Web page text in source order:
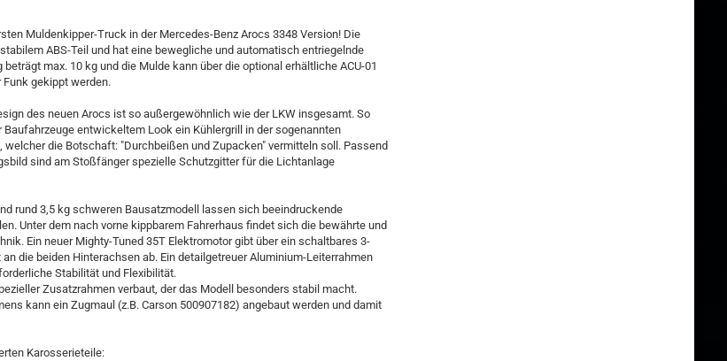
Muldenkipper-Truck in der Mercedes-Benz Arocs 3348 Version! Die
ABS-Teil und hat eine bewegliche und automatisch entriegelnde
max. 10 kg und die Mulde kann über die optional erhältliche ACU-01
gekippt werden.
des neuen Arocs ist so außergewöhnlich wie der LKW insgesamt. So
entwickeltem Look ein Kühlergrill in der sogenannten
welcher die Botschaft: "Durchbeißen und Zupacken" vermitteln soll. Passend
sind am Stoßfänger spezielle Schutzgitter für die Lichtanlage
rund 3,5 kg schweren Bausatzmodell lassen sich beeindruckende
Unter dem nach vorne kippbarem Fahrerhaus findet sich die bewährte und
Ein neuer Mighty-Tuned 35T Elektromotor gibt über ein schaltbares 3-
die beiden Hinterachsen ab. Ein detailgetreuer Aluminium-Leiterrahmen
Stabilität und Flexibilität.
Zusatzrahmen verbaut, der das Modell besonders stabil macht.
kann ein Zugmaul (z.B. Carson 500907182) angebaut werden und damit
Karosserieteile: